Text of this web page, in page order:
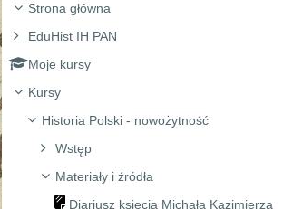
Strona główna
EduHist IH PAN
Moje kursy
Kursy
Historia Polski - nowożytność
Wstęp
Materiały i źródła
Diariusz księcia Michała Kazimierza